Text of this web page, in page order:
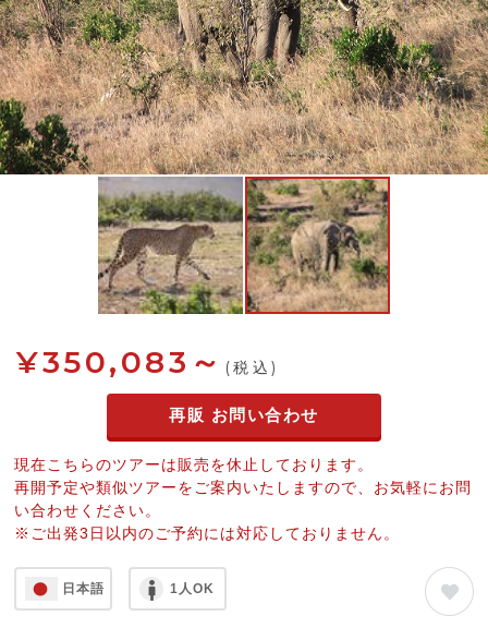
¥350,083～ (税込)
再販 お問い合わせ
現在こちらのツアーは販売を休止しております。
再開予定や類似ツアーをご案内いたしますので、お気軽にお問
い合わせください。
※ご出発3日以内のご予約には対応しておりません。
日本語 1人OK